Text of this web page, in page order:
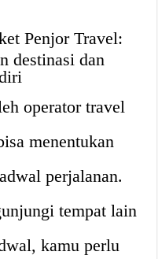
Penjor Travel:
destinasi dan
operator travel
menentukan
perjalanan.
tempat lain
kamu perlu